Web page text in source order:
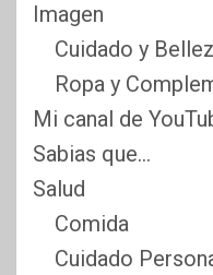
Imagen
Cuidado y
Ropa y
Mi canal de
Sabias que…
Salud
Comida
Cuidado